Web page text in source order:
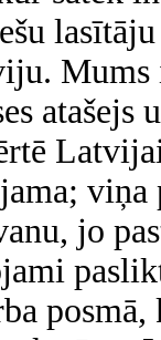
Mums
atašejs
viņa
jo